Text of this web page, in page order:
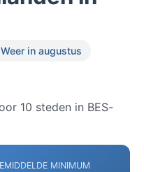
Weer in augustus
10 steden in BES-
MINIMUM